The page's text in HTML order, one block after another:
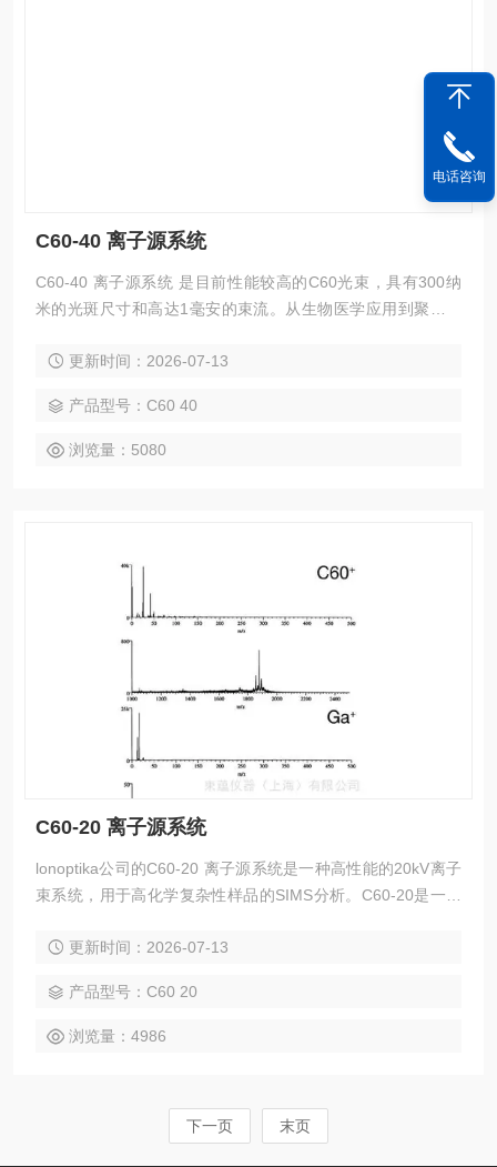
C60-40 离子源系统
C60-40 离子源系统 是目前性能较高的C60光束，具有300纳
米的光斑尺寸和高达1毫安的束流。从生物医学应用到聚合物
子束相同的均匀溅射，但由于更高的束能量，C60-40具有难以
的分析工具。
更新时间：2026-07-13
产品型号：C60 40
浏览量：5080
C60-20 离子源系统
lonoptika公司的C60-20 离子源系统是一种高性能的20kV离子
束系统，用于高化学复杂性样品的SIMS分析。C60-20是一种
MS分析。
更新时间：2026-07-13
产品型号：C60 20
浏览量：4986
下一页 末页
电话咨询